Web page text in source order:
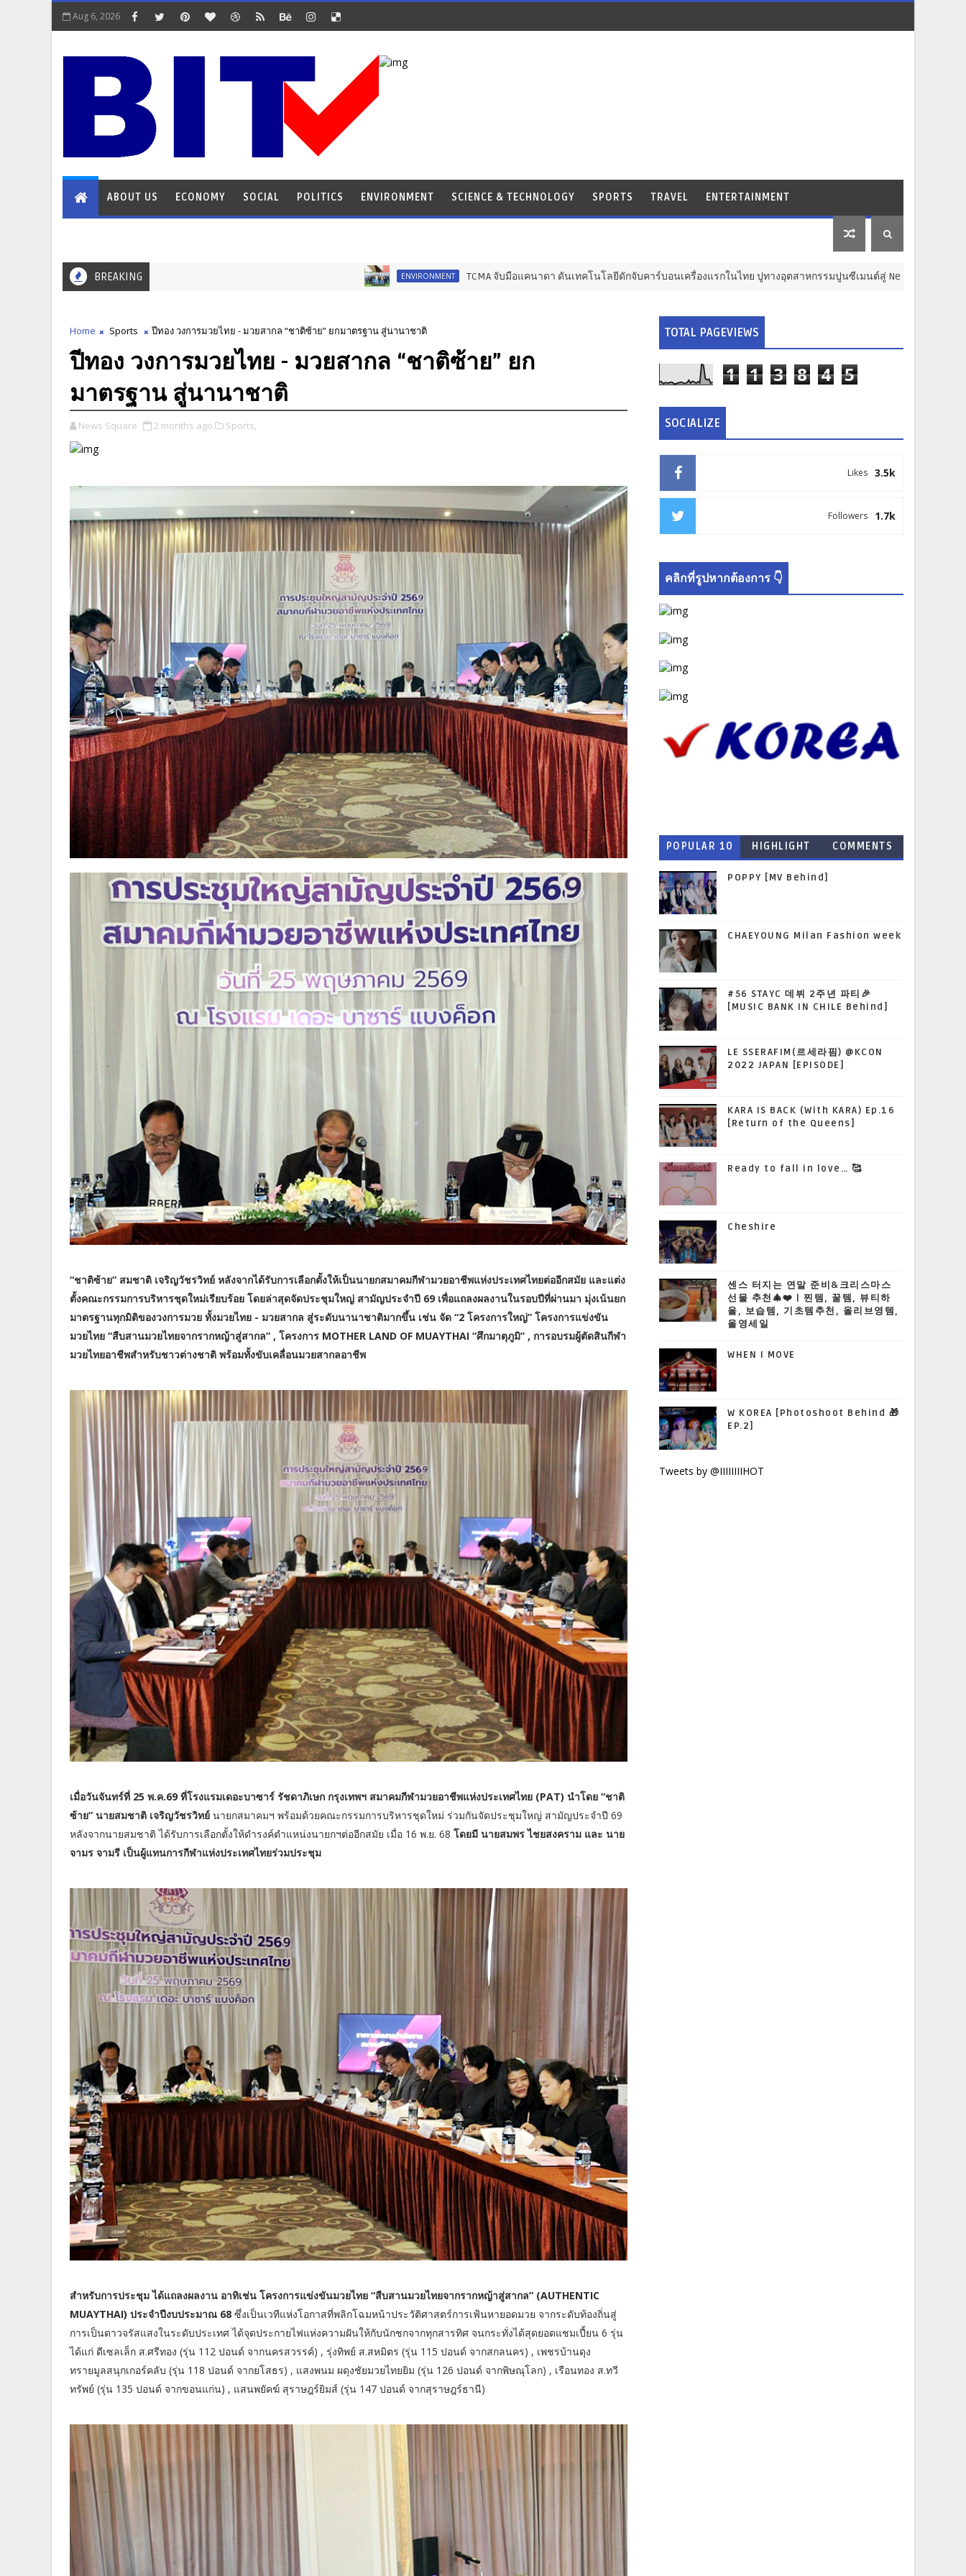
Aug 6, 2026
ABOUT US ECONOMY SOCIAL POLITICS ENVIRONMENT SCIENCE & TECHNOLOGY SPORTS TRAVEL ENTERTAINMENT
BREAKING ENVIRONMENT TCMA จับมือแคนาดา ดันเทคโนโลยีดักจับคาร์บอนเครื่องแรกในไทย ปูทางอุตสาหกรรมปูนซีเมนต์สู่ Net Zero 2050
Home Sports ปีทอง วงการมวยไทย - มวยสากล “ชาติซ้าย” ยกมาตรฐาน สู่นานาชาติ
ปีทอง วงการมวยไทย - มวยสากล “ชาติซ้าย” ยก
มาตรฐาน สู่นานาชาติ
News Square 2 months ago Sports,
“ชาติซ้าย” สมชาติ เจริญวัชรวิทย์ หลังจากได้รับการเลือกตั้งให้เป็นนายกสมาคมกีฬามวยอาชีพแห่งประเทศไทยต่ออีกสมัย และแต่ง
ตั้งคณะกรรมการบริหารชุดใหม่เรียบร้อย โดยล่าสุดจัดประชุมใหญ่ สามัญประจำปี 69 เพื่อแถลงผลงานในรอบปีที่ผ่านมา มุ่งเน้นยก
มาตรฐานทุกมิติของวงการมวย ทั้งมวยไทย - มวยสากล สู่ระดับนานาชาติมากขึ้น เช่น จัด “2 โครงการใหญ่” โครงการแข่งขัน
มวยไทย “สืบสานมวยไทยจากรากหญ้าสู่สากล” , โครงการ MOTHER LAND OF MUAYTHAI “ศึกมาตุภูมิ” , การอบรมผู้ตัดสินกีฬา
มวยไทยอาชีพสำหรับชาวต่างชาติ พร้อมทั้งขับเคลื่อนมวยสากลอาชีพ
เมื่อวันจันทร์ที่ 25 พ.ค.69 ที่โรงแรมเดอะบาซาร์ รัชดาภิเษก กรุงเทพฯ สมาคมกีฬามวยอาชีพแห่งประเทศไทย (PAT) นำโดย “ชาติ
ซ้าย” นายสมชาติ เจริญวัชรวิทย์ นายกสมาคมฯ พร้อมด้วยคณะกรรมการบริหารชุดใหม่ ร่วมกันจัดประชุมใหญ่ สามัญประจำปี 69
หลังจากนายสมชาติ ได้รับการเลือกตั้งให้ดำรงค์ตำแหน่งนายกฯต่ออีกสมัย เมื่อ 16 พ.ย. 68 โดยมี นายสมพร ไชยสงคราม และ นาย
จามร จามรี เป็นผู้แทนการกีฬาแห่งประเทศไทยร่วมประชุม
สำหรับการประชุม ได้แถลงผลงาน อาทิเช่น โครงการแข่งขันมวยไทย “สืบสานมวยไทยจากรากหญ้าสู่สากล” (AUTHENTIC
MUAYTHAI) ประจำปีงบประมาณ 68 ซึ่งเป็นเวทีแห่งโอกาสที่พลิกโฉมหน้าประวัติศาสตร์การเฟ้นหายอดมวย จากระดับท้องถิ่นสู่
การเป็นดาวจรัสแสงในระดับประเทศ ได้จุดประกายไฟแห่งความฝันให้กับนักชกจากทุกสารทิศ จนกระทั่งได้สุดยอดแชมเปี้ยน 6 รุ่น
ได้แก่ ดีเซลเล็ก ส.ศรีทอง (รุ่น 112 ปอนด์ จากนครสวรรค์) , รุ่งทิพย์ ส.สหมิตร (รุ่น 115 ปอนด์ จากสกลนคร) , เพชรบ้านดุง
ทรายมูลสนุกเกอร์คลับ (รุ่น 118 ปอนด์ จากยโสธร) , แสงพนม ผดุงชัยมวยไทยยิม (รุ่น 126 ปอนด์ จากพิษณุโลก) , เรือนทอง ส.ทวี
ทรัพย์ (รุ่น 135 ปอนด์ จากขอนแก่น) , แสนพยัคฆ์ สุราษฎร์ยิมส์ (รุ่น 147 ปอนด์ จากสุราษฎร์ธานี)
TOTAL PAGEVIEWS
1 1 3 8 4 5
SOCIALIZE
3.5k
Likes
1.7k
Followers
คลิกที่รูปหากต้องการ 👇
POPULAR 10
HIGHLIGHT
COMMENTS
POPPY [MV Behind]
CHAEYOUNG Milan Fashion week
#56 STAYC 데뷔 2주년 파티🎉
[MUSIC BANK IN CHILE Behind]
LE SSERAFIM(르세라핌) @KCON
2022 JAPAN [EPISODE]
KARA IS BACK (With KARA) Ep.16
[Return of the Queens]
Ready to fall in love… 🥰
Cheshire
센스 터지는 연말 준비&크리스마스
선물 추천🎄❤️ | 찐템, 꿀템, 뷰티하
울, 보습템, 기초템추천, 올리브영템,
올영세일
WHEN I MOVE
W KOREA [Photoshoot Behind 🎁
EP.2]
Tweets by @IIIIIIIIHOT